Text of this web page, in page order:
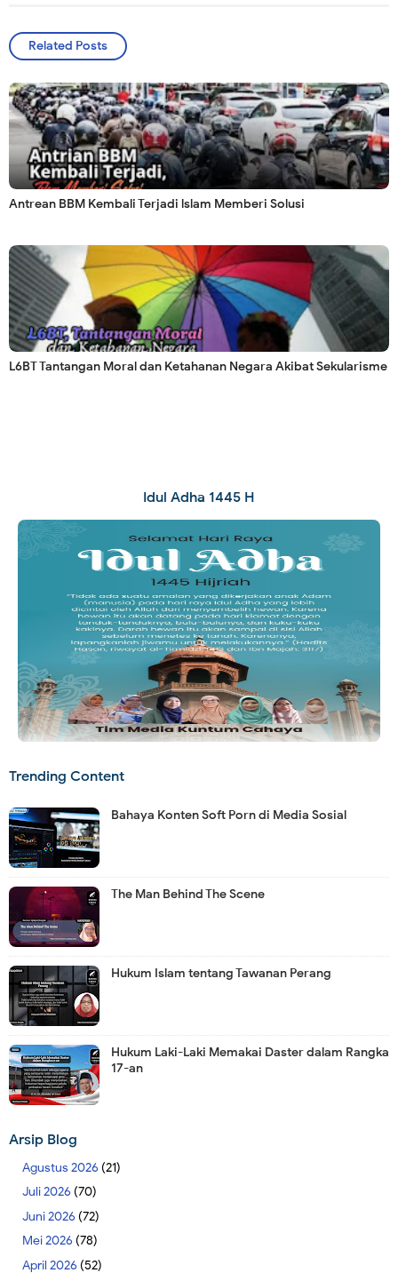
Related Posts
Antrean BBM Kembali Terjadi lslam Memberi Solusi
L6BT Tantangan Moral dan Ketahanan Negara Akibat Sekularisme
Idul Adha 1445 H
Trending Content
Bahaya Konten Soft Porn di Media Sosial
The Man Behind The Scene
Hukum Islam tentang Tawanan Perang
Hukum Laki-Laki Memakai Daster dalam Rangka
17-an
Arsip Blog
Agustus 2026 (21)
Juli 2026 (70)
Juni 2026 (72)
Mei 2026 (78)
April 2026 (52)